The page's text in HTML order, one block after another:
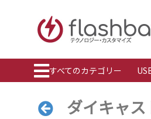
すべてのカテゴリー
ダイキャ